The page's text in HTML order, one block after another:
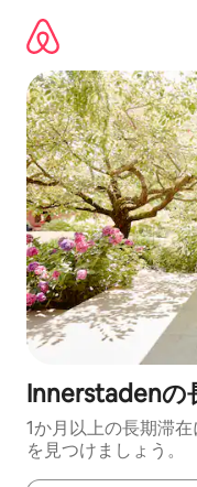
Innerstadenの
1か月以上の長期滞
を見つけましょう。